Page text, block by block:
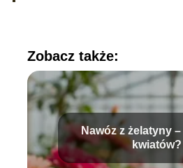
Zobacz także:
Nawóz z żelatyny
kwiatów?